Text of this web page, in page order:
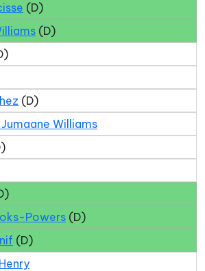
(D)
(D)
(D)
Williams
Powers (D)
(D)